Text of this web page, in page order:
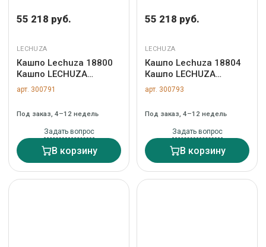
55 218 руб.
LECHUZA
Кашпо Lechuza 18800
Кашпо LECHUZA
Караро 75 Белое с
системой полива арт.
арт. 300791
Под заказ, 4–12 недель
Задать вопрос
В корзину
55 218 руб.
LECHUZA
Кашпо Lechuza 18804
Кашпо LECHUZA
Караро 75 Серо-
коричневое с
ZN-300793
арт. 300793
Под заказ, 4–12 недель
Задать вопрос
В корзину